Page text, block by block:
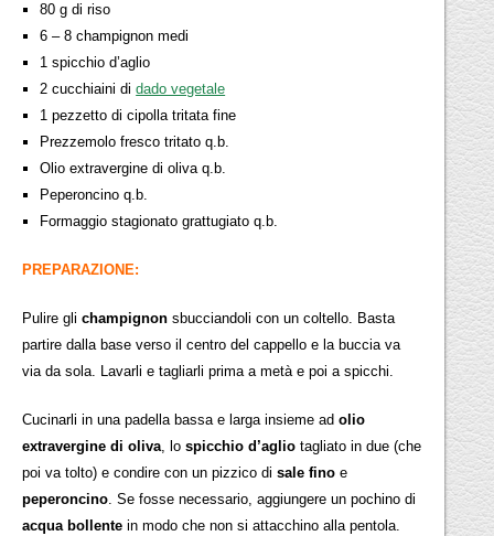
80 g di riso
6 – 8 champignon medi
1 spicchio d’aglio
2 cucchiaini didado vegetale
1 pezzetto di cipolla tritata fine
Prezzemolo fresco tritato q.b.
Olio extravergine di oliva q.b.
Peperoncino q.b.
Formaggio stagionato grattugiato q.b.
PREPARAZIONE:
Pulire glichampignon sbucciandoli con un coltello. Basta
partire dalla base verso il centro del cappello e la buccia va
via da sola. Lavarli e tagliarli prima a metà e poi a spicchi.
Cucinarli in una padella bassa e larga insieme adolio
extravergine di oliva, lospicchio d’aglio tagliato in due (che
poi va tolto) e condire con un pizzico disale fino e
peperoncino. Se fosse necessario, aggiungere un pochino di
acqua bollente in modo che non si attacchino alla pentola.